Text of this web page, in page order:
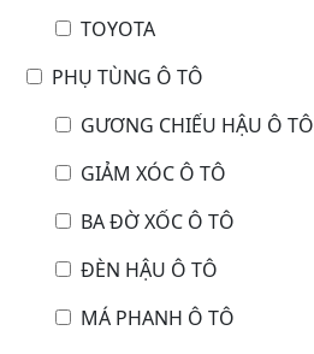
TOYOTA
PHỤ TÙNG Ô TÔ
GƯƠNG CHIẾU HẬU Ô TÔ
GIẢM XÓC Ô TÔ
BA ĐỜ XỐC Ô TÔ
ĐÈN HẬU Ô TÔ
MÁ PHANH Ô TÔ